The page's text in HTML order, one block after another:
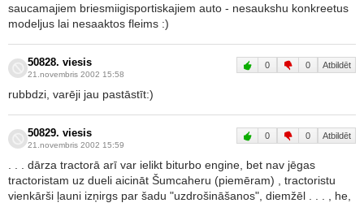
saucamajiem briesmiigisportiskajiem auto - nesaukshu konkreetus
modeljus lai nesaaktos fleims :)
50828. viesis
21.novembris 2002 15:58
0 0 Atbildēt
rubbdzi, varēji jau pastāstīt:)
50829. viesis
21.novembris 2002 15:59
0 0 Atbildēt
. . . dārza tractorā arī var ielikt biturbo engine, bet nav jēgas
tractoristam uz dueli aicināt Šumcaheru (piemēram) , tractoristu
vienkārši ļauni izņirgs par šadu "uzdrošināšanos", diemžēl . . . , he,